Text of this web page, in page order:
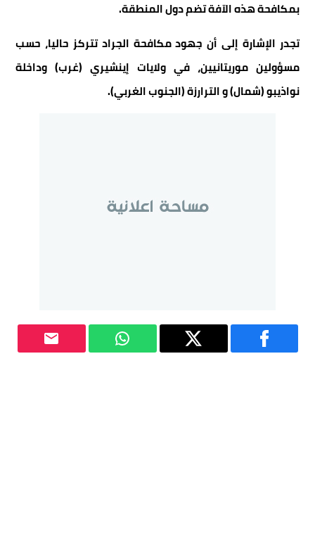
بمكافحة هذه الآفة تضم دول المنطقة.
تجدر الإشارة إلى أن جهود مكافحة الجراد تتركز حاليا، حسب
مسؤولين موريتانيين، في ولايات إينشيري (غرب) وداخلة
نواذيبو (شمال) و الترارزة (الجنوب الغربي).